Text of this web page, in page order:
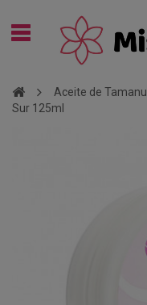
Aceite de Tamanu
Sur 125ml